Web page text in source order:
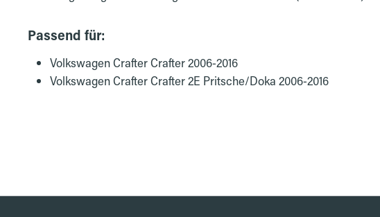
Passend für:
Volkswagen Crafter Crafter 2006-2016
Volkswagen Crafter Crafter 2E Pritsche/Doka 2006-2016